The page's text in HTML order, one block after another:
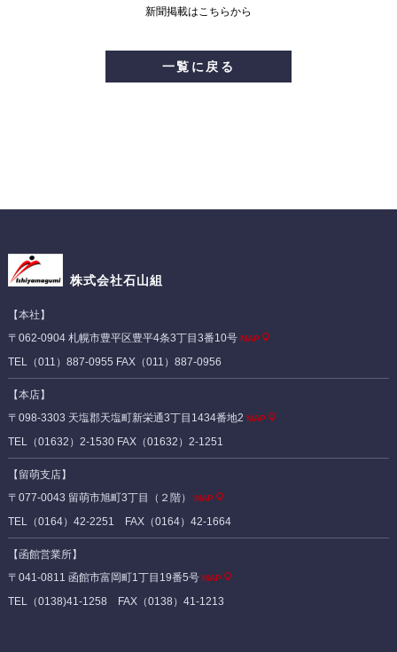
新聞掲載はこちらから
一覧に戻る
株式会社石山組
【本社】
〒062-0904 札幌市豊平区豊平4条3丁目3番10号 MAP
TEL（011）887-0955 FAX（011）887-0956
【本店】
〒098-3303 天塩郡天塩町新栄通3丁目1434番地2 MAP
TEL（01632）2-1530 FAX（01632）2-1251
【留萌支店】
〒077-0043 留萌市旭町3丁目（２階）
MAP
TEL（0164）42-2251 FAX（0164）42-1664
【函館営業所】
〒041-0811 函館市富岡町1丁目19番5号 MAP
TEL（0138)41-1258 FAX（0138）41-1213